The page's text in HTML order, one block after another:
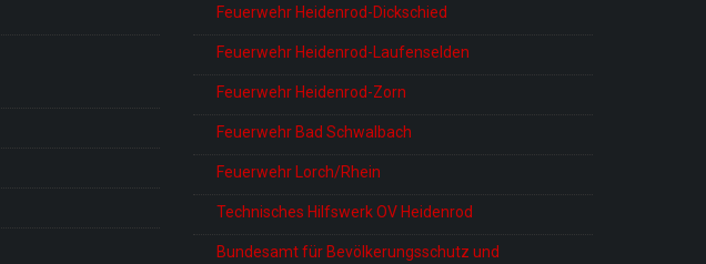
Feuerwehr Heidenrod-Dickschied
Feuerwehr Heidenrod-Laufenselden
Feuerwehr Heidenrod-Zorn
Feuerwehr Bad Schwalbach
Feuerwehr Lorch/Rhein
Technisches Hilfswerk OV Heidenrod
Bundesamt für Bevölkerungsschutz und